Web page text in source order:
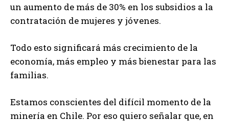
un aumento de más de 30% en los subsidios a la
contratación de mujeres y jóvenes.
Todo esto significará más crecimiento de la
economía, más empleo y más bienestar para las
familias.
Estamos conscientes del difícil momento de la
minería en Chile. Por eso quiero señalar que, en